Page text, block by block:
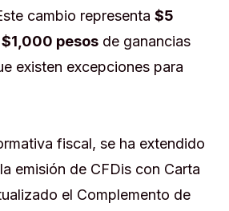
cambio representa $5
pesos de ganancias
existen excepciones para
fiscal, se ha extendido
emisión de CFDis con Carta
el Complemento de